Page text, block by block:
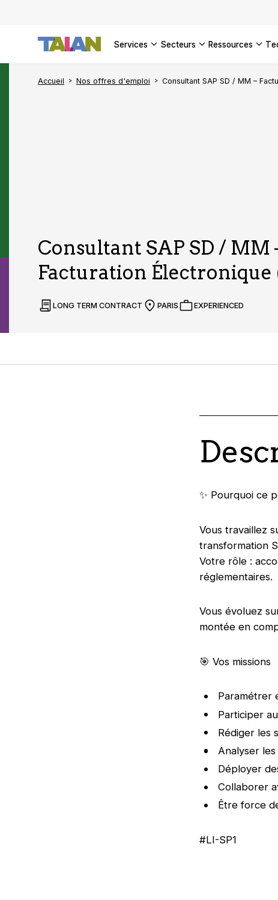
services secteurs ressources
Accueil Nos offres d'emploi Consultant SAP SD / MM –
Consultant SAP SD / MM
Facturation Électronique
LONG TERM CONTRACT PARIS EXPERIENCED
✨ Pourquoi ce
Vous travaillez
transformation
Votre rôle :
réglementaires.
Vous évoluez
montée en
🎯 Vos missions
Paramétrer
Participer
Rédiger les
Analyser
Déployer
Collaborer
Être force
#LI-SP1